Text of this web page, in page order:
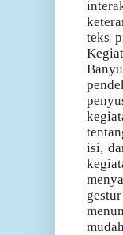
teks
isi,